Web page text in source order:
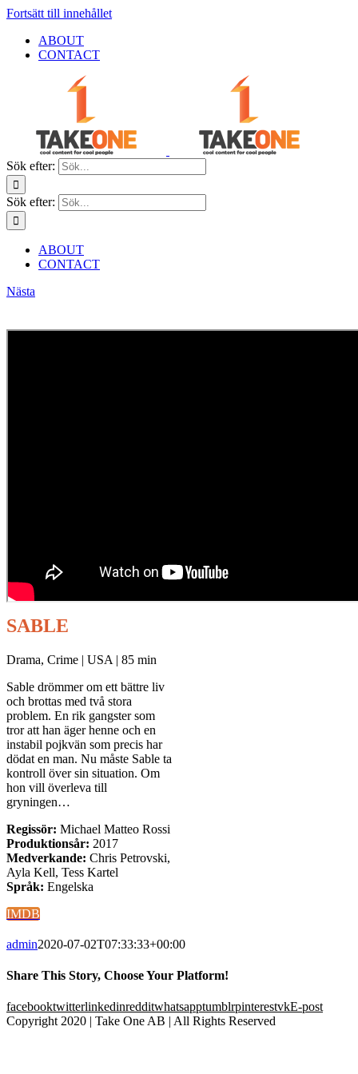
Fortsätt till innehållet
ABOUT
CONTACT
Sök efter:
Sök efter:
ABOUT
CONTACT
Nästa
SABLE
Drama, Crime | USA | 85 min
Sable drömmer om ett bättre liv
och brottas med två stora
problem. En rik gangster som
tror att han äger henne och en
instabil pojkvän som precis har
dödat en man. Nu måste Sable ta
kontroll över sin situation. Om
hon vill överleva till
gryningen…
Regissör: Michael Matteo Rossi
Produktionsår: 2017
Medverkande: Chris Petrovski,
Ayla Kell, Tess Kartel
Språk: Engelska
IMDB
admin2020-07-02T07:33:33+00:00
Share This Story, Choose Your Platform!
facebooktwitterlinkedinredditwhatsapptumblrpinterestvkE-post
Copyright 2020 | Take One AB | All Rights Reserved